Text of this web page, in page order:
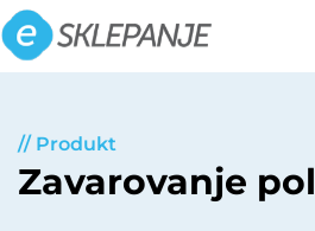
Preskoči
na
vsebino
// Produkt
Zavarovanje